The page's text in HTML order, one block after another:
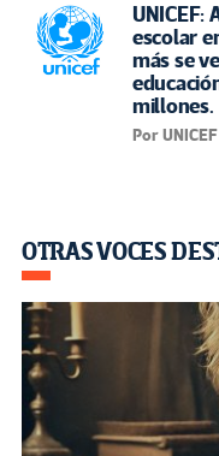
UNICEF:
escolar
más se
millones.
Por UNICEF
OTRAS VOCES